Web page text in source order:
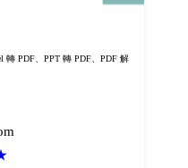
轉 PDF、PPT 轉 PDF、PDF 解